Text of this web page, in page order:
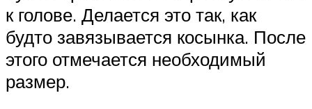
к голове. Делается это так, как
будто завязывается косынка. После
этого отмечается необходимый
размер.